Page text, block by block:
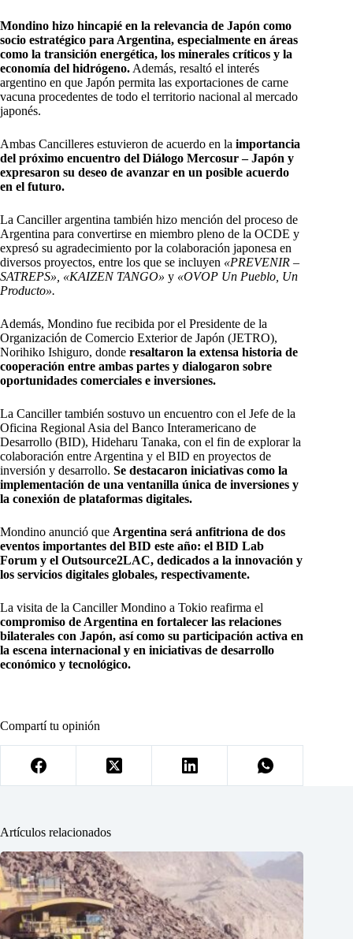
Mondino hizo hincapié en la relevancia de Japón como
socio estratégico para Argentina, especialmente en áreas
como la transición energética, los minerales críticos y la
economía del hidrógeno. Además, resaltó el interés
argentino en que Japón permita las exportaciones de carne
vacuna procedentes de todo el territorio nacional al mercado
japonés.
Ambas Cancilleres estuvieron de acuerdo en la importancia
del próximo encuentro del Diálogo Mercosur – Japón y
expresaron su deseo de avanzar en un posible acuerdo
en el futuro.
La Canciller argentina también hizo mención del proceso de
Argentina para convertirse en miembro pleno de la OCDE y
expresó su agradecimiento por la colaboración japonesa en
diversos proyectos, entre los que se incluyen «PREVENIR –
SATREPS», «KAIZEN TANGO» y «OVOP Un Pueblo, Un
Producto».
Además, Mondino fue recibida por el Presidente de la
Organización de Comercio Exterior de Japón (JETRO),
Norihiko Ishiguro, donde resaltaron la extensa historia de
cooperación entre ambas partes y dialogaron sobre
oportunidades comerciales e inversiones.
La Canciller también sostuvo un encuentro con el Jefe de la
Oficina Regional Asia del Banco Interamericano de
Desarrollo (BID), Hideharu Tanaka, con el fin de explorar la
colaboración entre Argentina y el BID en proyectos de
inversión y desarrollo. Se destacaron iniciativas como la
implementación de una ventanilla única de inversiones y
la conexión de plataformas digitales.
Mondino anunció que Argentina será anfitriona de dos
eventos importantes del BID este año: el BID Lab
Forum y el Outsource2LAC, dedicados a la innovación y
los servicios digitales globales, respectivamente.
La visita de la Canciller Mondino a Tokio reafirma el
compromiso de Argentina en fortalecer las relaciones
bilaterales con Japón, así como su participación activa en
la escena internacional y en iniciativas de desarrollo
económico y tecnológico.
Compartí tu opinión
Artículos relacionados